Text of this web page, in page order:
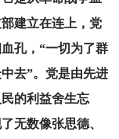
建立在连上，党
孔，“一切为了群
去”。党是由先进
的利益舍生忘
无数像张思德、